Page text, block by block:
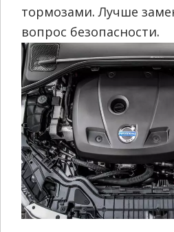
тормозами. Лучше
вопрос безопасности.